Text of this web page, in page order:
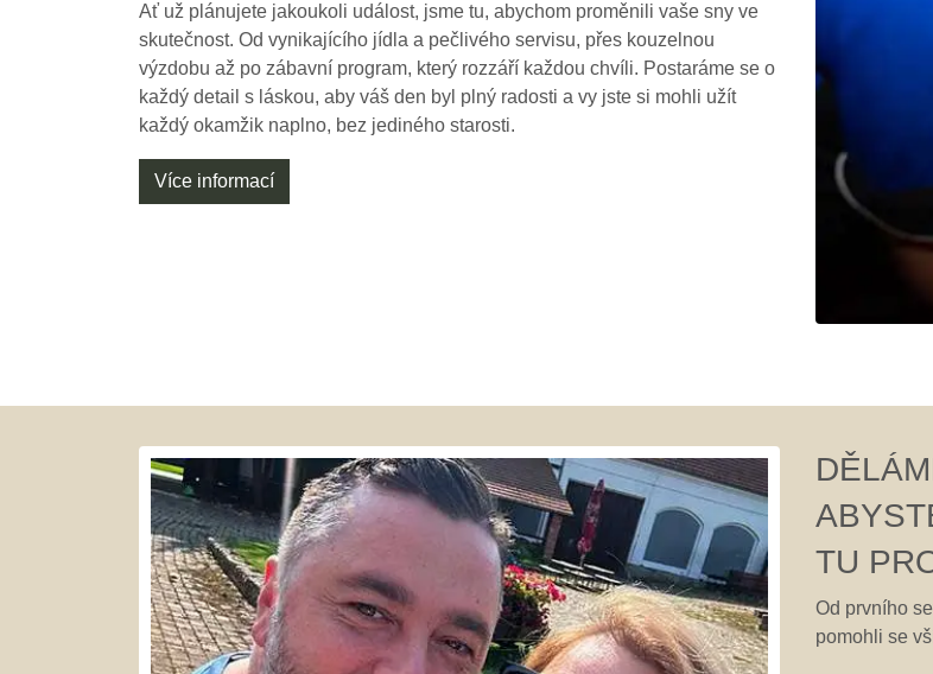
Ať už plánujete jakoukoli událost, jsme tu, abychom proměnili vaše sny ve
skutečnost. Od vynikajícího jídla a pečlivého servisu, přes kouzelnou
výzdobu až po zábavní program, který rozzáří každou chvíli. Postaráme se o
každý detail s láskou, aby váš den byl plný radosti a vy jste si mohli užít
každý okamžik naplno, bez jediného starosti.
Více informací
TU
Od prvního
pomohli se